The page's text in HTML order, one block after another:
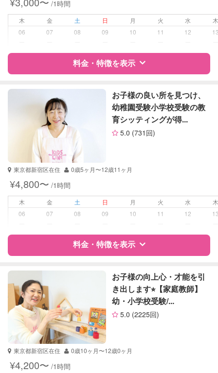
大学受験
高校生
/1時間
木 金 土 日 月 火 水
06
07 08 09 10 11 12
料金・特徴を表示
特徴 料金 レビュー
サポートの特徴
受験対策
小学校受験
学校/塾の補習・宿題 小学生
算数
理科
社会
お子様の良い所を見つけ、
幼稚園受験小学校受験の教
育シッティングが得...
5.0 (731回)
東京都新宿区在住 0歳5ヶ月〜12歳11ヶ月
¥4,800〜 /1時間
木 金 土 日 月 火 水
06
07 08 09 10 11 12
料金・特徴を表示
特徴 料金
サポートの特徴
資格
企業型割引対象(旧内閣府補助対象)
自治体届出済ベビーシッター
保育士
幼稚園教諭
お子様の向上心・才能を引
き出します⭐︎【家庭教師】
幼・小学校受験/...
5.0 (2225回)
東京都新宿区在住 0歳10ヶ月〜12歳0ヶ月
¥4,200〜 /1時間